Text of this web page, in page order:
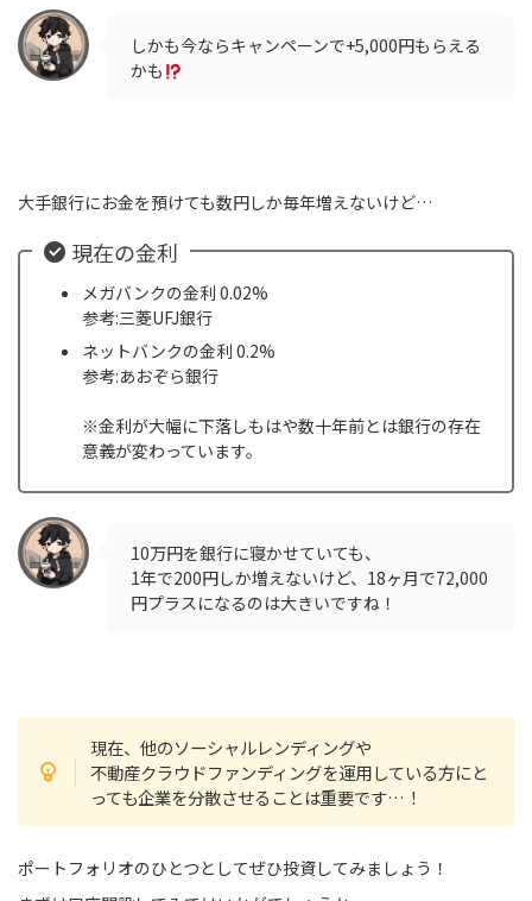
しかも今ならキャンペーンで+5,000円もらえる
かも
大手銀行にお金を預けても数円しか毎年増えないけど…
現在の金利
メガバンクの金利 0.02%
参考:三菱UFJ銀行
ネットバンクの金利 0.2%
参考:あおぞら銀行
※金利が大幅に下落しもはや数十年前とは銀行の存在
意義が変わっています。
10万円を銀行に寝かせていても、
1年で200円しか増えないけど、18ヶ月で72,000
円プラスになるのは大きいですね！
現在、他のソーシャルレンディングや
不動産クラウドファンディングを運用している方にと
っても企業を分散させることは重要です…！
ポートフォリオのひとつとしてぜひ投資してみましょう！